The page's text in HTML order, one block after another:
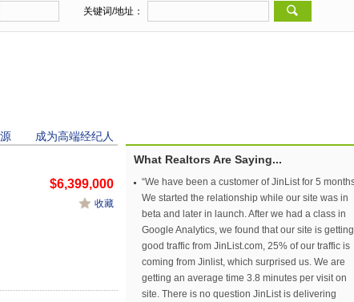
关键词/地址：
成为高端经纪人
$6,399,000
收藏
What Realtors Are Saying...
“We have been a customer of JinList for 5
We started the relationship while our site was in
beta and later in launch. After we had a class in
Google Analytics, we found that our site is getting
good traffic from JinList.com, 25% of our traffic is
coming from Jinlist, which surprised us. We are
getting an average time 3.8 minutes per visit on
site. There is no question JinList is delivering